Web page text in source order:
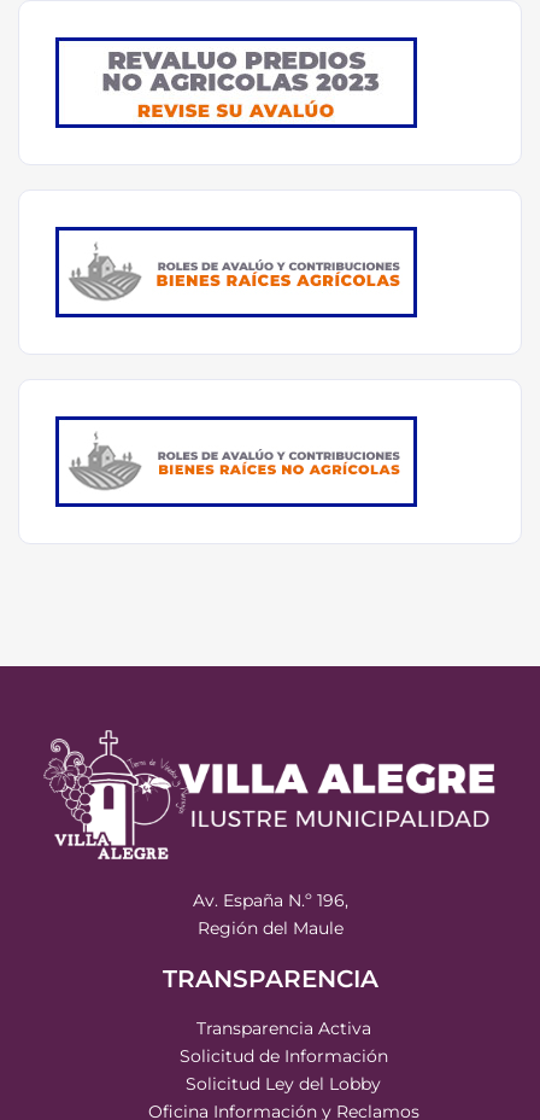
Av. España N.º 196,
Región del Maule
TRANSPARENCIA
Transparencia Activa
Solicitud de Información
Solicitud Ley del Lobby
Oficina Información y Reclamos